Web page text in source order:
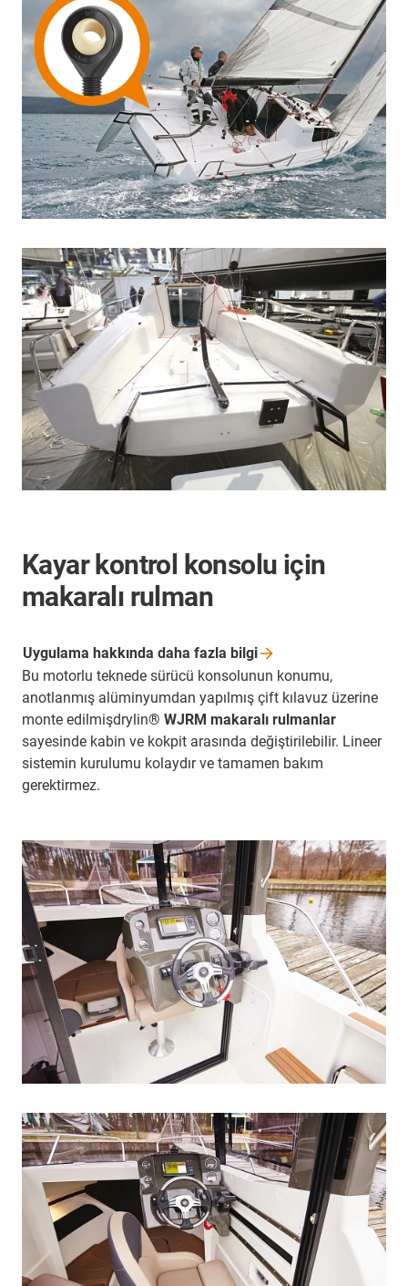
Kayar kontrol konsolu için
makaralı rulman
Bu motorlu teknede sürücü konsolunun konumu,
anotlanmış alüminyumdan yapılmış çift kılavuz üzerine
monte edilmişdrylin® WJRM makaralı rulmanlar
sayesinde kabin ve kokpit arasında değiştirilebilir. Lineer
sistemin kurulumu kolaydır ve tamamen bakım
gerektirmez.
Uygulama hakkında daha fazla bilgi